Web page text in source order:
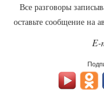
Все разговоры
оставьте сообщение на
E-